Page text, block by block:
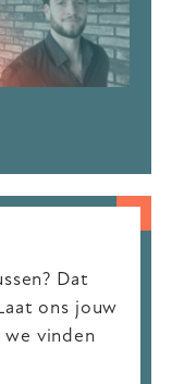
Dat
ons jouw
vinden